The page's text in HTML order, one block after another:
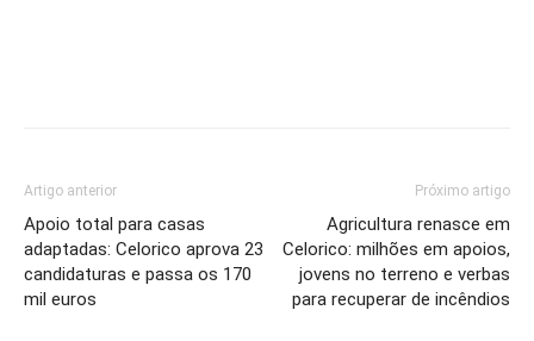
Artigo anterior
Apoio total para casas
adaptadas: Celorico aprova 23
candidaturas e passa os 170
mil euros
Próximo artigo
Agricultura renasce em
Celorico: milhões em apoios,
jovens no terreno e verbas
para recuperar de incêndios